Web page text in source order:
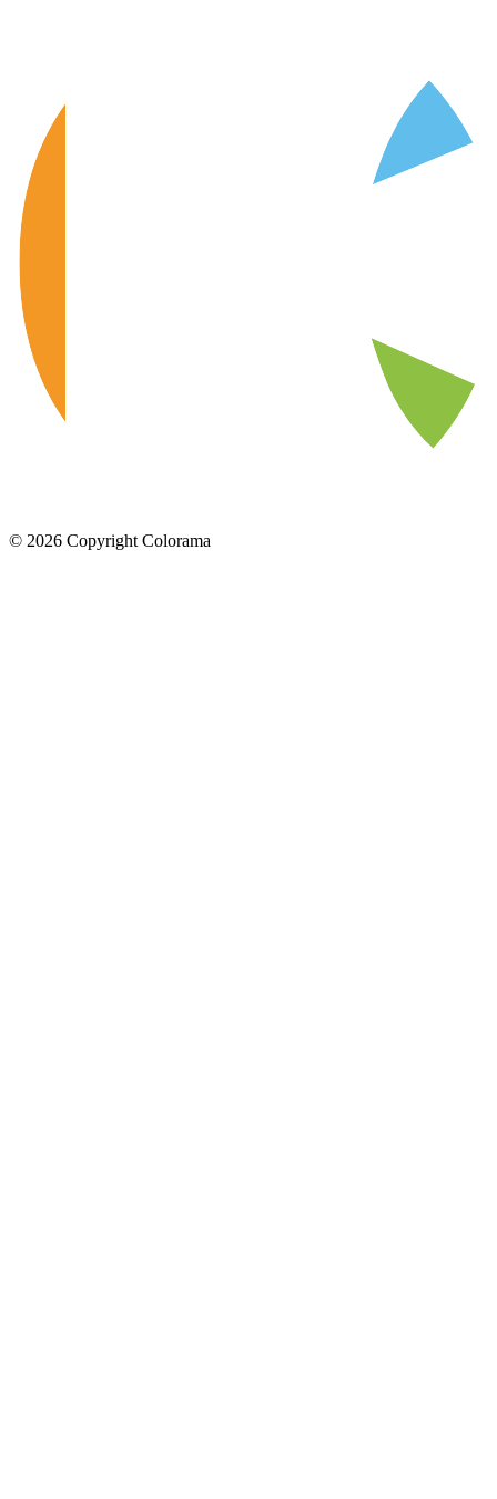
© 2026 Copyright Colorama